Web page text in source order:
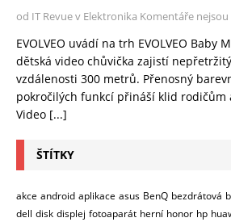
od IT Revue v Elektronika Komentáře
EVOLVEO uvádí na trh EVOLVEO Baby
dětská video chůvička zajistí
vzdálenosti 300 metrů. Přenosný
pokročilých funkcí přináší klid rodičům
Video [...]
ŠTÍTKY
akce android aplikace asus BenQ bezdrátová
dell disk displej fotoaparát herní honor hp